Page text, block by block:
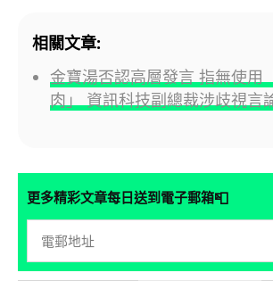
相關文章:
金寶湯否認高層發言 指無使用
肉」 資訊科技副總裁涉歧視言
更多精彩文章每日送到電子郵箱📮